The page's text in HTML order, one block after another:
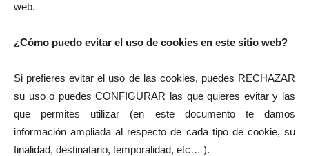
web.
¿Cómo puedo evitar el uso de cookies en este sitio web?
Si prefieres evitar el uso de las cookies, puedes RECHAZAR
su uso o puedes CONFIGURAR las que quieres evitar y las
que permites utilizar (en este documento te damos
información ampliada al respecto de cada tipo de cookie, su
finalidad, destinatario, temporalidad, etc… ).